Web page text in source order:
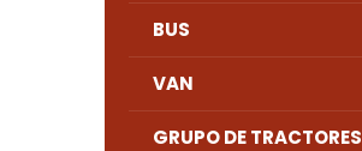
BUS
VAN
GRUPO DE TRACTORES